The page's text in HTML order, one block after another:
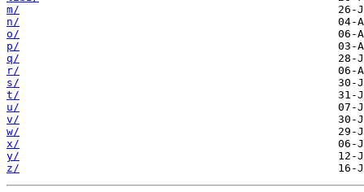
m/
n/
o/
p/
q/
r/
s/
t/
u/
v/
w/
x/
y/
z/